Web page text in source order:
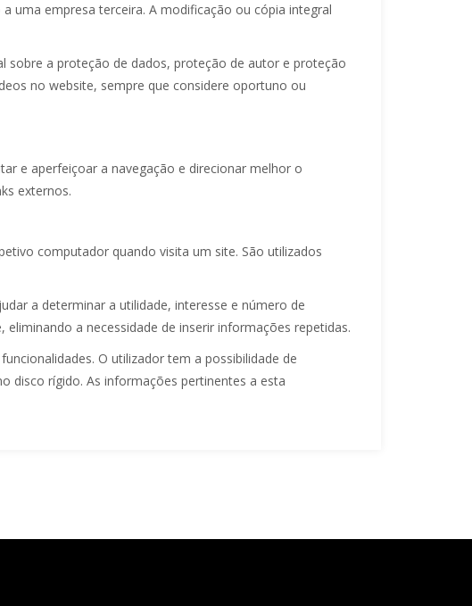
uma empresa terceira. A modificação ou cópia integral
sobre a proteção de dados, proteção de autor e proteção
no website, sempre que considere oportuno ou
e aperfeiçoar a navegação e direcionar melhor o
externos.
computador quando visita um site. São utilizados
a determinar a utilidade, interesse e número de
a necessidade de inserir informações repetidas.
O utilizador tem a possibilidade de
disco rígido. As informações pertinentes a esta